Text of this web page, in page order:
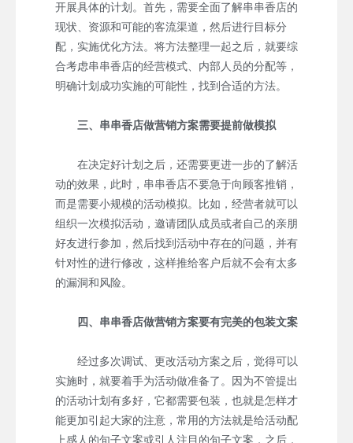
开展具体的计划。首先，需要全面了解串串香店的
现状、资源和可能的客流渠道，然后进行目标分
配，实施优化方法。将方法整理一起之后，就要综
合考虑串串香店的经营模式、内部人员的分配等，
明确计划成功实施的可能性，找到合适的方法。
三、串串香店做营销方案需要提前做模拟
在决定好计划之后，还需要更进一步的了解活
动的效果，此时，串串香店不要急于向顾客推销，
而是需要小规模的活动模拟。比如，经营者就可以
组织一次模拟活动，邀请团队成员或者自己的亲朋
好友进行参加，然后找到活动中存在的问题，并有
针对性的进行修改，这样推给客户后就不会有太多
的漏洞和风险。
四、串串香店做营销方案要有完美的包装文案
经过多次调试、更改活动方案之后，觉得可以
实施时，就要着手为活动做准备了。因为不管提出
的活动计划有多好，它都需要包装，也就是怎样才
能更加引起大家的注意，常用的方法就是给活动配
上感人的句子文案或引人注目的句子文案，之后，